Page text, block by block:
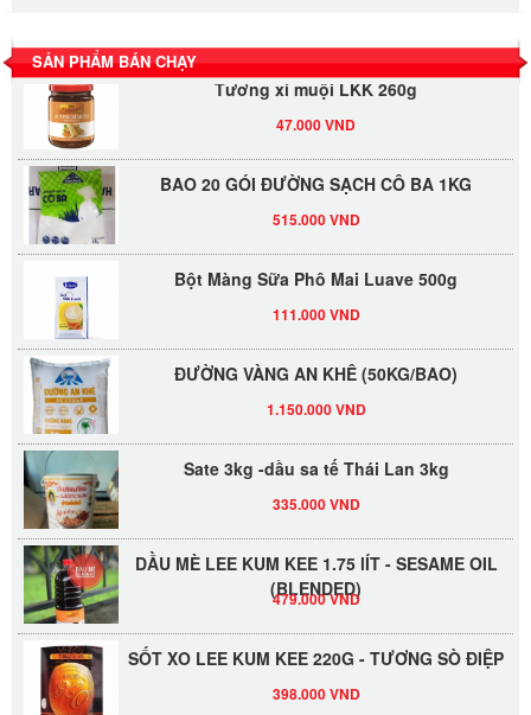
SẢN PHẨM BÁN CHẠY
Tương xí muội LKK 260g
BAO 20 GÓI ĐƯỜNG SẠCH CÔ BA 1KG
ĐƯỜNG VÀNG AN KHÊ (50KG/BAO)
Sate 3kg -dầu sa tế Thái Lan 3kg
DẦU MÈ LEE KUM KEE 1.75 lÍT - SESAME OIL
(BLENDED)
479.000 VND
SỐT XO LEE KUM KEE 220G - TƯƠNG SÒ ĐIỆP